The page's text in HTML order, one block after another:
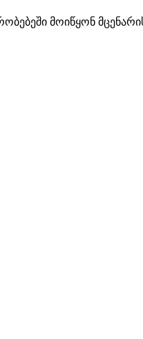
მოიწყონ